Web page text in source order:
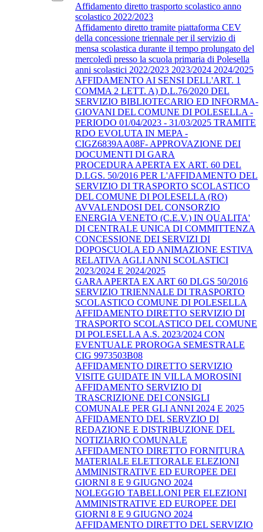
Affidamento diretto trasporto scolastico anno
scolastico 2022/2023
Affidamento diretto tramite piattaforma CEV
della concessione triennale per il servizio di
mensa scolastica durante il tempo prolungato del
mercoledì presso la scuola primaria di Polesella
anni scolastici 2022/2023 2023/2024 2024/2025
AFFIDAMENTO AI SENSI DELL'ART. 1
COMMA 2 LETT. A) D.L.76/2020 DEL
SERVIZIO BIBLIOTECARIO ED INFORMA-
GIOVANI DEL COMUNE DI POLESELLA -
PERIODO 01/04/2023 - 31/03/2025 TRAMITE
RDO EVOLUTA IN MEPA -
CIGZ6839AA08F- APPROVAZIONE DEI
DOCUMENTI DI GARA
PROCEDURA APERTA EX ART. 60 DEL
D.LGS. 50/2016 PER L'AFFIDAMENTO DEL
SERVIZIO DI TRASPORTO SCOLASTICO
DEL COMUNE DI POLESELLA (RO)
AVVALENDOSI DEL CONSORZIO
ENERGIA VENETO (C.E.V.) IN QUALITA'
DI CENTRALE UNICA DI COMMITTENZA
CONCESSIONE DEI SERVIZI DI
DOPOSCUOLA ED ANIMAZIONE ESTIVA
RELATIVA AGLI ANNI SCOLASTICI
2023/2024 E 2024/2025
GARA APERTA EX ART 60 DLGS 50/2016
SERVIZIO TRIENNALE DI TRASPORTO
SCOLASTICO COMUNE DI POLESELLA
AFFIDAMENTO DIRETTO SERVIZIO DI
TRASPORTO SCOLASTICO DEL COMUNE
DI POLESELLA A.S. 2023/2024 CON
EVENTUALE PROROGA SEMESTRALE
CIG 9973503B08
AFFIDAMENTO DIRETTO SERVIZIO
VISITE GUIDATE IN VILLA MOROSINI
AFFIDAMENTO SERVIZIO DI
TRASCRIZIONE DEI CONSIGLI
COMUNALE PER GLI ANNI 2024 E 2025
AFFIDAMENTO DEL SERVZIO DI
REDAZIONE E DISTRIBUZIONE DEL
NOTIZIARIO COMUNALE
AFFIDAMENTO DIRETTO FORNITURA
MATERIALE ELETTORALE ELEZIONI
AMMINISTRATIVE ED EUROPEE DEI
GIORNI 8 E 9 GIUGNO 2024
NOLEGGIO TABELLONI PER ELEZIONI
AMMINISTRATIVE ED EUROPEE DEI
GIORNI 8 E 9 GIUGNO 2024
AFFIDAMENTO DIRETTO DEL SERVIZIO